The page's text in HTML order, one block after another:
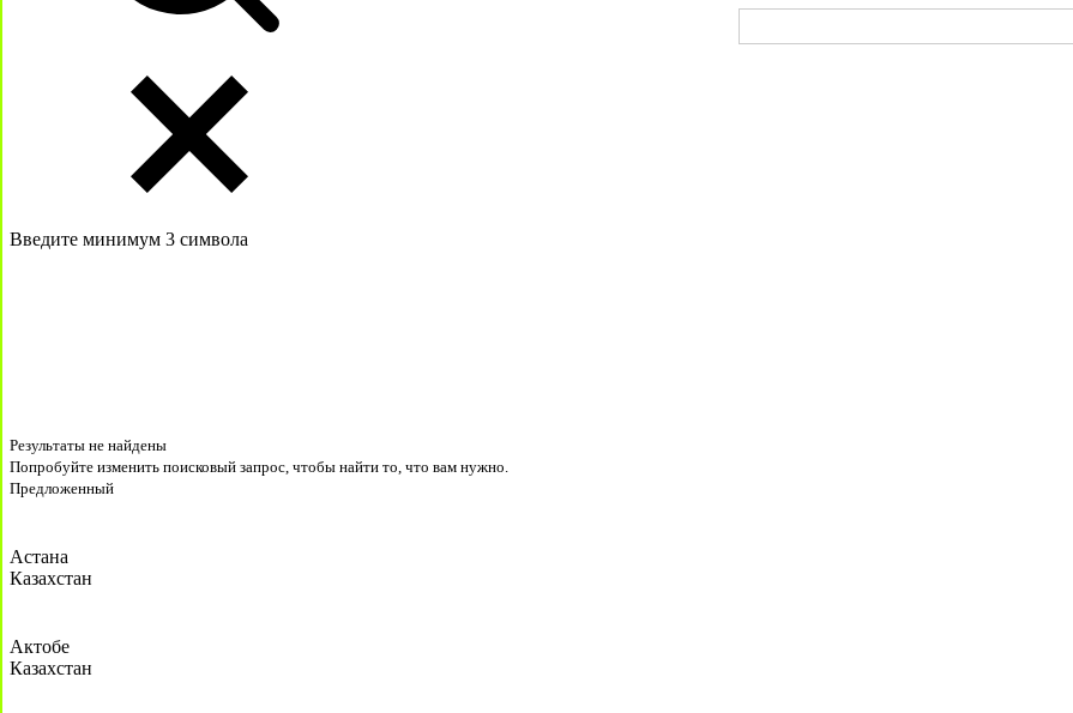
Введите минимум 3 символа
Результаты не найдены
Попробуйте изменить поисковый запрос, чтобы найти то, что вам нужно.
Предложенный
Астана
Казахстан
Актобе
Казахстан